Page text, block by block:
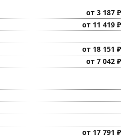
от 3 187 ₽
от 11 419 ₽
от 18 151 ₽
от 7 042 ₽
от 17 791 ₽